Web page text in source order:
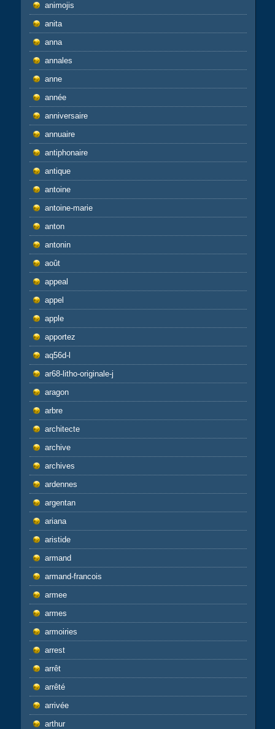
animojis
anita
anna
annales
anne
année
anniversaire
annuaire
antiphonaire
antique
antoine
antoine-marie
anton
antonin
août
appeal
appel
apple
apportez
aq56d-l
ar68-litho-originale-j
aragon
arbre
architecte
archive
archives
ardennes
argentan
ariana
aristide
armand
armand-francois
armee
armes
armoiries
arrest
arrêt
arrêté
arrivée
arthur